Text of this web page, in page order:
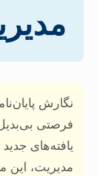
نگارش
فرصتی
یافته‌های
مدیریت، این